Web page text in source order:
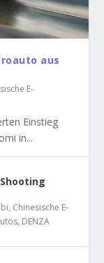
aus
E-
Einstieg
in...
, Chinesische E-
, DENZA